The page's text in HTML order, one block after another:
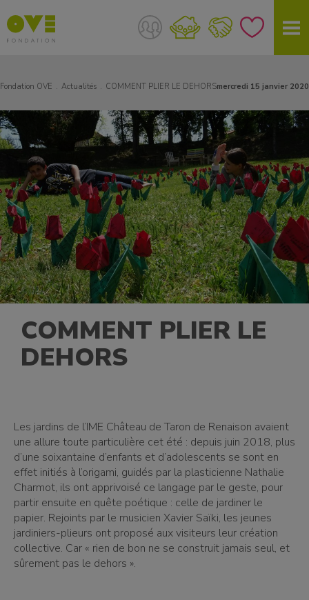
Fondation OVE Actualités COMMENT PLIER LE DEHORSmercredi 15 janvier 2020
COMMENT PLIER LE
DEHORS
Les jardins de l’IME Château de Taron de Renaison avaient
une allure toute particulière cet été : depuis juin 2018, plus
d’une soixantaine d’enfants et d’adolescents se sont en
effet initiés à l’origami, guidés par la plasticienne Nathalie
Charmot, ils ont apprivoisé ce langage par le geste, pour
partir ensuite en quête poétique : celle de jardiner le
papier. Rejoints par le musicien Xavier Saïki, les jeunes
jardiniers-plieurs ont proposé aux visiteurs leur création
collective. Car « rien de bon ne se construit jamais seul, et
sûrement pas le dehors ».